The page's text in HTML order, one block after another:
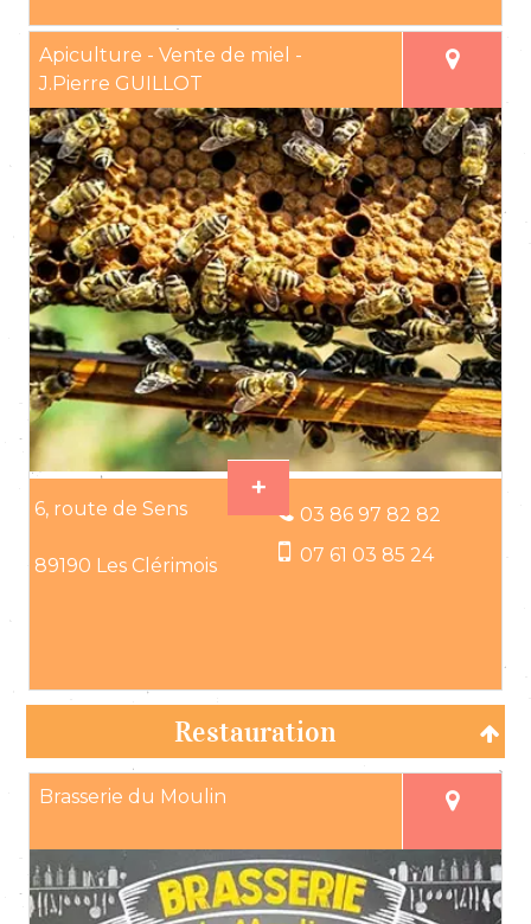
Apiculture - Vente de miel -
J.Pierre GUILLOT
6, route de Sens
89190 Les Clérimois
03 86 97 82 82
07 61 03 85 24
Restauration
Brasserie du Moulin